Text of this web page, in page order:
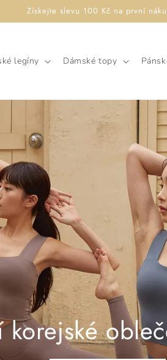
Získejte slevu 100 Kč na první
legíny Dámské topy
korejské